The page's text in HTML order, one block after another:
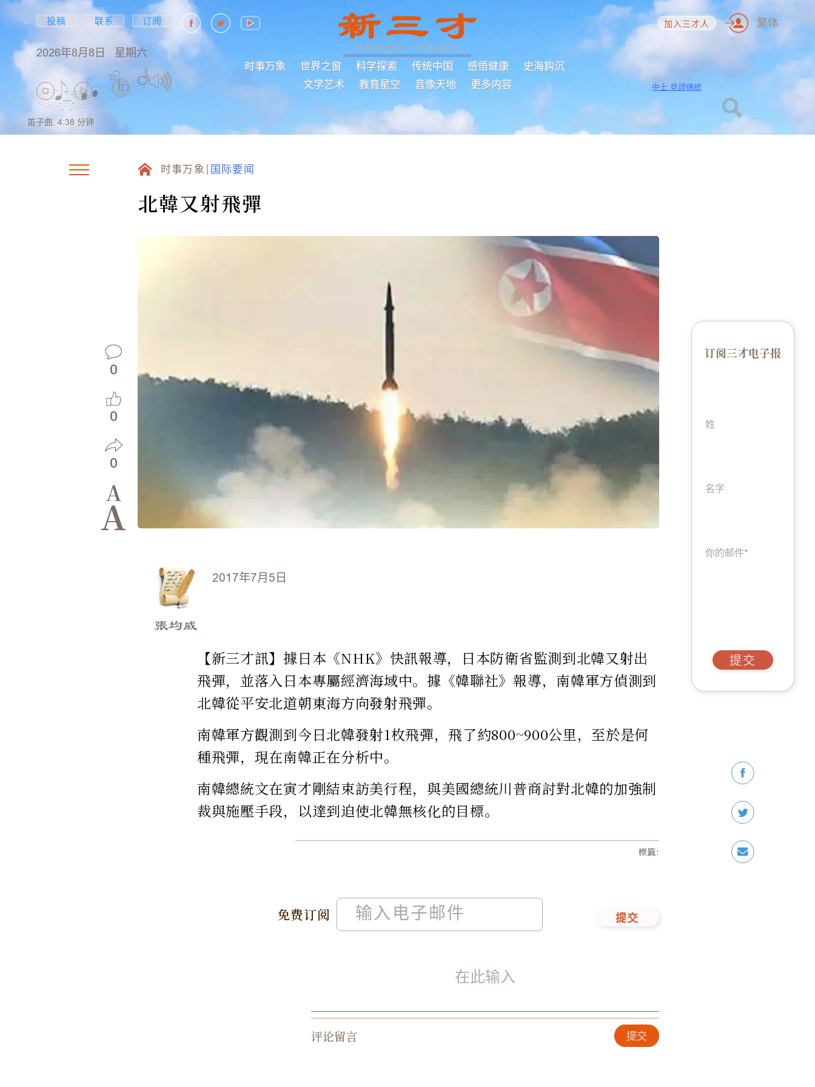
投稿 联系 订阅
2026年8月8日 星期六
时事万象 世界之窗 科学探索 传统中国 感悟健康
史海鈎沉
文学艺术
教育星空 音像天地 更多内容
加入三才人 繁体
中土 見證傳統
笛子曲, 4:38 分钟
时事万象 国际要闻
北韓又射飛彈
0
0
0
A
A
2017年7月5日
張均威
【新三才訊】據日本《NHK》快訊報導，日本防衛省監測到北韓又射出
飛彈，並落入日本專屬經濟海域中。據《韓聯社》報導，南韓軍方偵測到
北韓從平安北道朝東海方向發射飛彈。
南韓軍方觀測到今日北韓發射1枚飛彈，飛了約800~900公里，至於是何
種飛彈，現在南韓正在分析中。
南韓總統文在寅才剛結束訪美行程，與美國總統川普商討對北韓的加強制
裁與施壓手段，以達到迫使北韓無核化的目標。
免费订阅 提交
標籤:
评论留言 提交
订阅三才电子报
提交